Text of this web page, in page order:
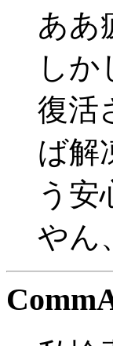
ああ
しか
復活
ば解
う安
やん